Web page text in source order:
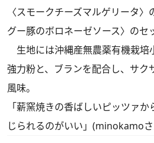
〈スモークチーズマルゲリータ
グー豚のボロネーゼソース〉のセ
生地には沖縄産無農薬有機栽培
強力粉と、ブランを配合し、サク
風味。
「薪窯焼きの香ばしいピッツァ
じられるのがいい」(minokamo